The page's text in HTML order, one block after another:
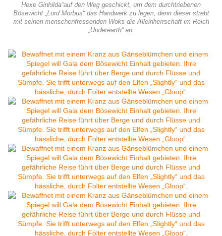
Hexe Ginhilda“auf den Weg geschickt, um dem durchtriebenen
Bösewicht „Lord Morbus“ das Handwerk zu legen, denn dieser strebt
mit seinen menschenfressenden Woks die Alleinherrschaft im Reich
„Underearth“ an.